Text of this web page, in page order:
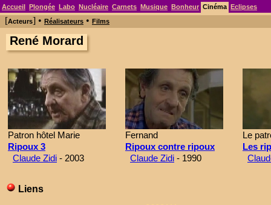
Accueil Plongée Labo Nucléaire Carnets Musique Bonheur Cinéma Eclipses
[Acteurs] • Réalisateurs • Films
René Morard
Patron hôtel Marie
Ripoux 3
Claude Zidi - 2003
Fernand
Ripoux contre ripoux
Claude Zidi - 1990
Le
Les
Liens